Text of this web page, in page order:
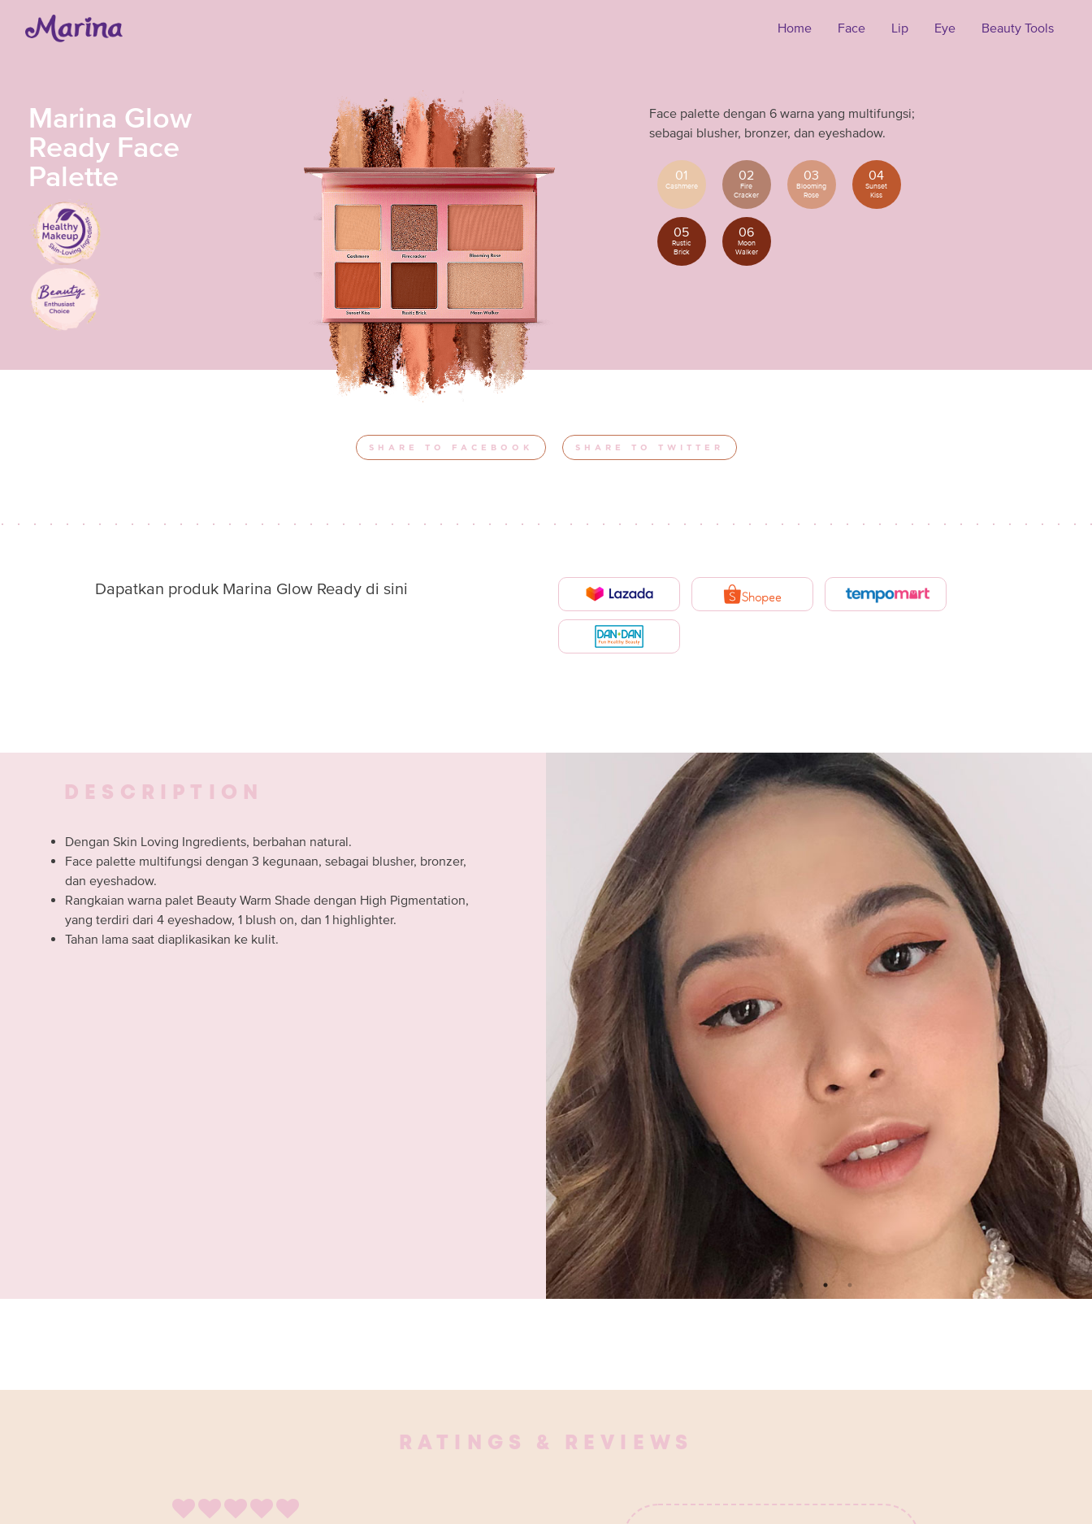
Home Face Lip Eye Beauty Tools
Marina Glow
Ready Face
Palette
Face palette dengan 6 warna yang multifungsi;
sebagai blusher, bronzer, dan eyeshadow.
01
Cashmere
02
Fire
Cracker
03
Blooming
Rose
04
Sunset
Kiss
05
Rustic
Brick
06
Moon
Walker
SHARE TO FACEBOOK SHARE TO TWITTER
Dapatkan produk Marina Glow Ready di sini
DESCRIPTION
Dengan Skin Loving Ingredients, berbahan natural.
Face palette multifungsi dengan 3 kegunaan, sebagai blusher, bronzer,
dan eyeshadow.
Rangkaian warna palet Beauty Warm Shade dengan High Pigmentation,
yang terdiri dari 4 eyeshadow, 1 blush on, dan 1 highlighter.
Tahan lama saat diaplikasikan ke kulit.
RATINGS & REVIEWS